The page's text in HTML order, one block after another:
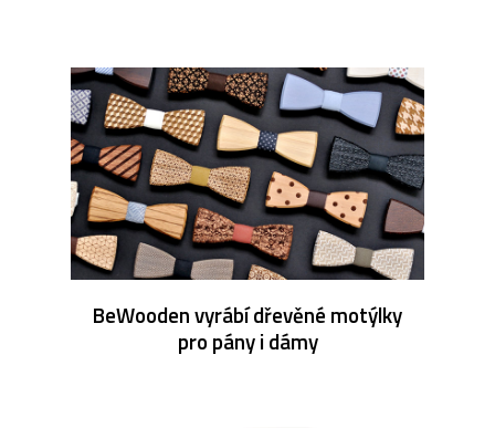
BeWooden vyrábí dřevěné motýlky
pro pány i dámy